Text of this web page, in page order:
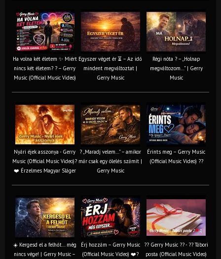
Ha volna két életem ✨ Miért
nincs két életem? ? – Gerry
Music (Official Music Video)
Egyszer véget ér ⏳ – Az idő
mindent megváltoztat |
Gerry Music
Régi nóta ? – „Holnap
megváltozom…” | Gerry
Music
Nyári éjek asszonya - Gerry
Music (Official Music Video)?
❤️ Érzelmes Magyar Sláger
? „Maradj velem…” – amikor
már csak egy ölelés számít |
Gerry Music
Érints meg – Gerry Music
(Official Music Video) ??
☀️ Kergesd el a felhőt… még
nincs vége! | Gerry Music –
Érj hozzám – Gerry Music
(Official Music Video) ❤️?
?? Gerry Music ?? - ?? Tábori
posta (Official Music Video)